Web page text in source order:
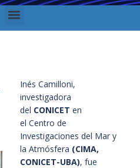
Inés Camilloni,
investigadora
del CONICET en
el Centro de
Investigaciones del Mar y
la Atmósfera (CIMA,
CONICET-UBA), fue